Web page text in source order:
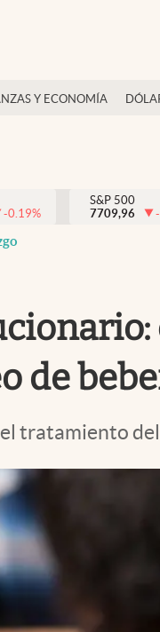
Y ECONOMÍA
-0.19%
S&P 500
7709,96
de
tratamiento